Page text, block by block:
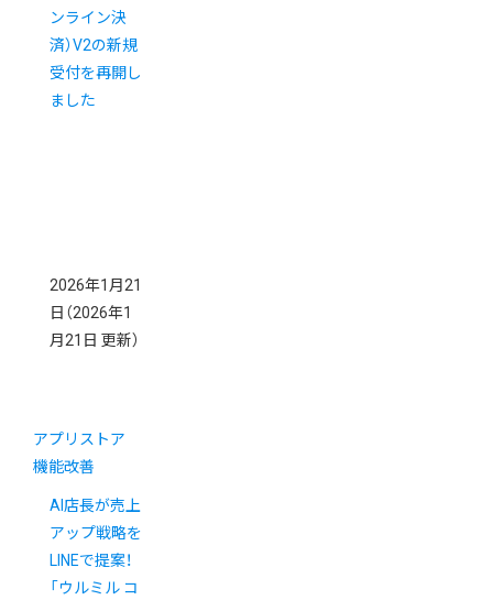
ンライン決
済）V2の新規
受付を再開し
ました
2026年1月21
日 （2026年1
月21日 更新）
アプリストア
機能改善
AI店長が売上
アップ戦略を
LINEで提案！
「ウルミル コ